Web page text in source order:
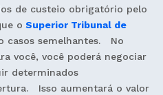
de custeio obrigatório pelo
o Superior Tribunal de
casos semelhantes. No
você, você poderá negociar
determinados
Isso aumentará o valor